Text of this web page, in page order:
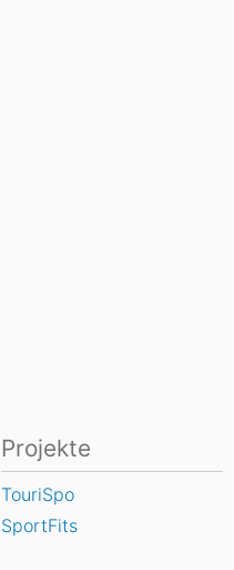
Projekte
TouriSpo
SportFits